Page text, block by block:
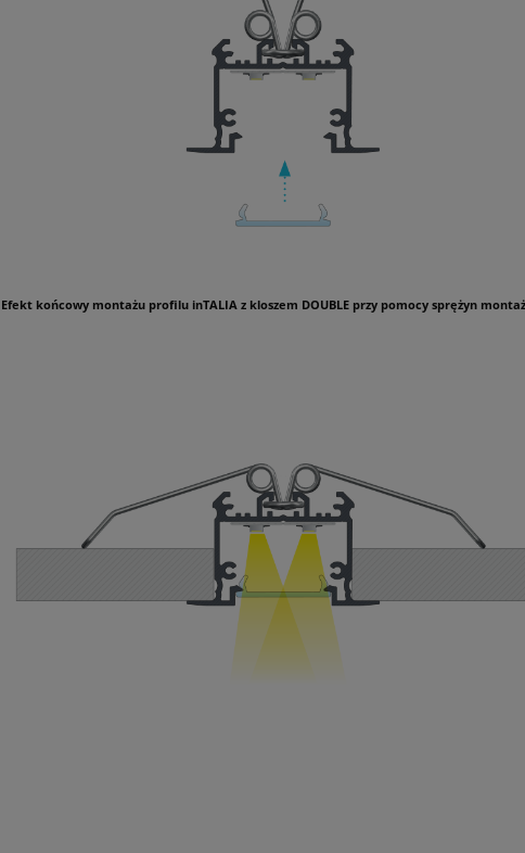
Efekt końcowy montażu profilu inTALIA z kloszem DOUBLE przy pomocy sprężyn